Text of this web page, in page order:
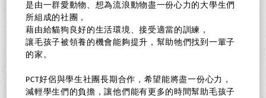
是由一群愛動物、想為流浪動物盡一份心力的大學生們
所組成的社團，
藉由給貓狗良好的生活環境、接受適當的訓練，
讓毛孩子被領養的機會能夠提升，幫助牠們找到一輩子
的家。
PCT好侶與學生社團長期合作，希望能將盡一份心力，
減輕學生們的負擔，讓他們能有更多的時間幫助毛孩子